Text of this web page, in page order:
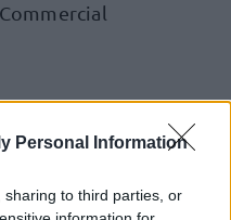
Personal Information
to third parties, or
να στείλετε